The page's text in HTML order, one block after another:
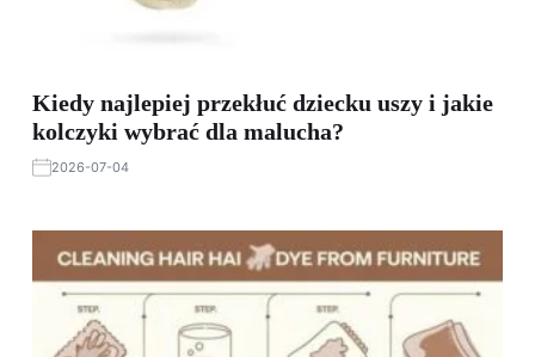
Kiedy najlepiej przekłuć dziecku uszy i jakie
kolczyki wybrać dla malucha?
2026-07-04